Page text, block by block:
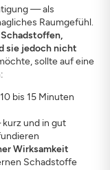
— als
Raumgefühl.
sie jedoch nicht
sollte auf eine
bis 15 Minuten
und in gut
Wirksamkeit
Schadstoffe